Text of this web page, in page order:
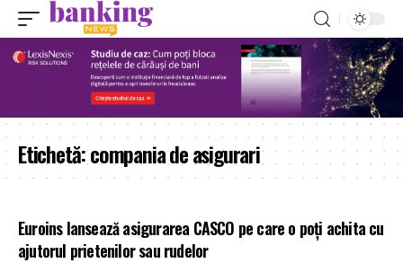
Etichetă:compania de asigurari
Euroins lansează asigurarea CASCO pe care o poți achita cu
ajutorul prietenilor sau rudelor